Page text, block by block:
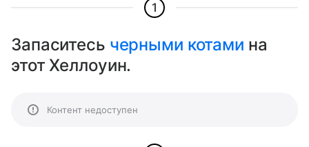
1
Запаситесь черными котами на
этот Хеллоуин.
Контент недоступен